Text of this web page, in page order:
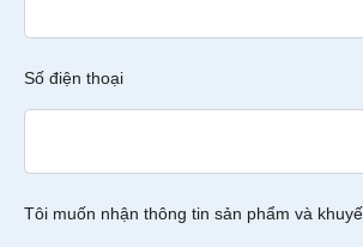
Số điện thoại
Tôi muốn nhận thông tin sản phẩm và